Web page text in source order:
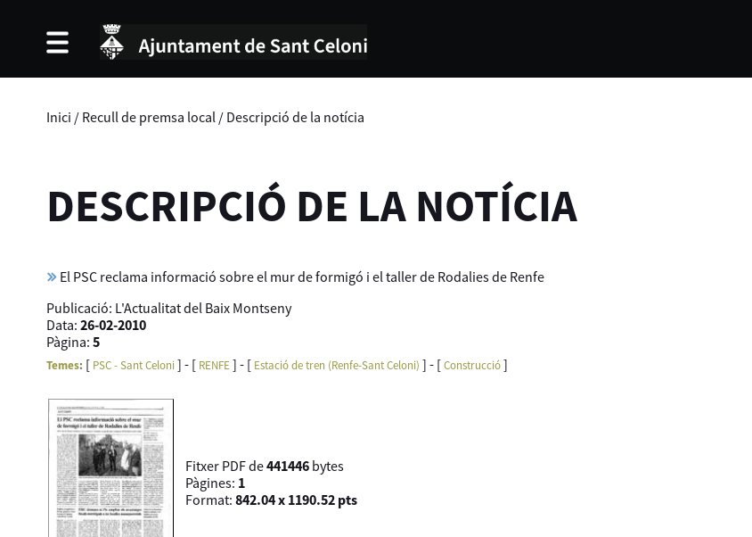
Inici / Recull de premsa local / Descripció de la notícia
DESCRIPCIÓ DE LA NOTÍCIA
El PSC reclama informació sobre el mur de formigó i el taller de Rodalies de Renfe
Publicació: L'Actualitat del Baix Montseny
Data: 26-02-2010
Pàgina: 5
Temes: [ PSC - Sant Celoni] - [ RENFE] - [ Estació de tren (Renfe-Sant Celoni) ] - [Construcció]
Fitxer PDF de441446 bytes
Pàgines: 1
Format: 842.04 x 1190.52 pts